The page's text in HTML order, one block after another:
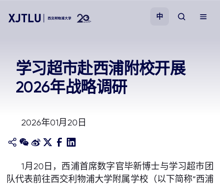
招生
学院
校园生活
中
学习超市赴西浦附校开展
2026年战略调研
2026年01月20日
1月20日，西浦首席数字官毕新博士与学习超市团
队代表前往西交利物浦大学附属学校（以下简称“西浦